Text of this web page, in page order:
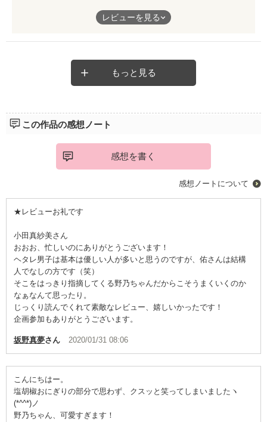
したヘタレ具合がとても可愛らしく野乃ちゃんに対する愛情を感
気持ちが伝わる素敵なお話でした。
作戦としては、それだったんですよね。外堀を埋めて、って。
虎視眈々と狙うヘタレ。こういうのは、経営戦略と似てたりする
営者目線というよりは、年の差あればこそ、外堀を埋めていく、
レビューを見る
もっと見る
この作品の感想ノート
感想を書く
感想ノートについて
★レビューお礼です
小田真紗美さん
おおお、忙しいのにありがとうございます！
ヘタレ男子は基本は優しい人が多いと思うのですが、佑さんは結構
人でなしの方です（笑）
そこをはっきり指摘してくる野乃ちゃんだからこそうまくいくのか
なぁなんて思ったり。
じっくり読んでくれて素敵なレビュー、嬉しいかったです！
企画参加もありがとうございます。
坂野真夢さん 2020/01/31 08:06
こんにちはー。
塩胡椒おにぎりの部分で思わず、クスッと笑ってしまいましたヽ
(*^^*)ノ
野乃ちゃん、可愛すぎます！